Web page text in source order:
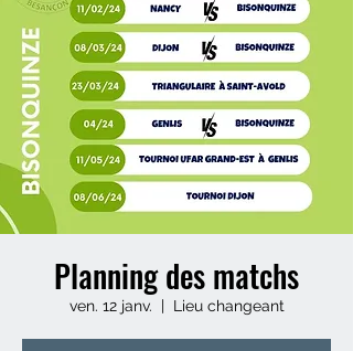
Planning des matchs
ven. 12 janv.
  |
Lieu changeant